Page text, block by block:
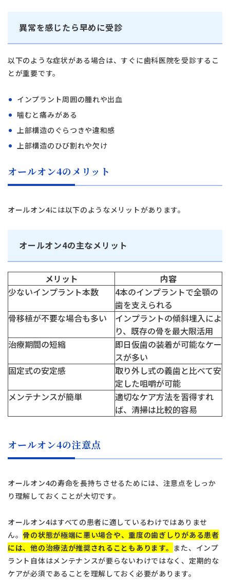
日本歯科札幌
011-242-8148
日本歯科豊平
月火水木金土 10:00〜13:30 /
052-433-2050
14:30〜18:00
静岡歯科
054-252-8148
月火水金 10:00〜13:30 /
14:30〜18:00
Close
日本歯科静岡
日本歯科名古屋
静岡歯科
Close
異常を感じたら早めに受診
以下のような症状がある場合は、すぐに歯科医院を受診するこ
とが重要です。
インプラント周囲の腫れや出血
噛むと痛みがある
上部構造のぐらつきや違和感
上部構造のひび割れや欠け
オールオン4のメリット
オールオン4には以下のようなメリットがあります。
オールオン4の主なメリット
メリット
内容
少ないインプラント本数
4本のインプラントで全顎の
歯を支えられる
骨移植が不要な場合も多い
インプラントの傾斜埋入によ
り、既存の骨を最大限活用
治療期間の短縮
即日仮歯の装着が可能なケー
スが多い
固定式の安定感
取り外し式の義歯と比べて安
定した咀嚼が可能
メンテナンスが簡単
適切なケア方法を習得すれ
ば、清掃は比較的容易
オールオン4の注意点
オールオン4の寿命を長持ちさせるためには、注意点をしっか
り理解しておくことが大切です。
オールオン4はすべての患者に適しているわけではありませ
ん。 骨の状態が極端に悪い場合や、重度の歯ぎしりがある患者
には、他の治療法が推奨されることもあります。 また、インプ
ラント自体はメンテナンスが要らないわけではなく、定期的な
ケアが必須であることを理解しておく必要があります。